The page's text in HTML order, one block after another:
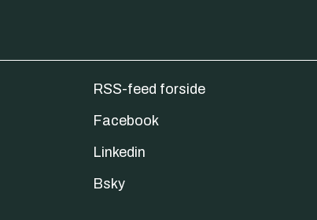
RSS-feed forside
Facebook
Linkedin
Bsky